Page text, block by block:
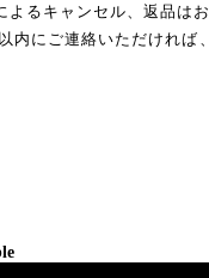
るキャンセル、返品はお
にご連絡いただければ、